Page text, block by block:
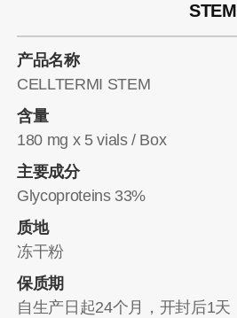
STEM
产品名称
CELLTERMI STEM
含量
180 mg x 5 vials / Box
主要成分
Glycoproteins 33%
质地
冻干粉
保质期
自生产日起24个月，开封后1天